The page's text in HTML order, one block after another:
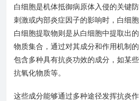
白细胞是机体抵御病原体入侵的关键
刺激或内部炎症因子的影响时，白细
白细胞提取物则是从白细胞中提取出
物质集合，通过对其成分和作用机制
包含多种具有抗炎功效的成分，如某
抗氧化物质等。
这些成分能够通过多种途径发挥抗炎